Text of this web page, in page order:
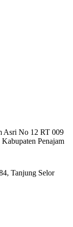
Asri No 12 RT 009
Penajam
Tanjung Selor